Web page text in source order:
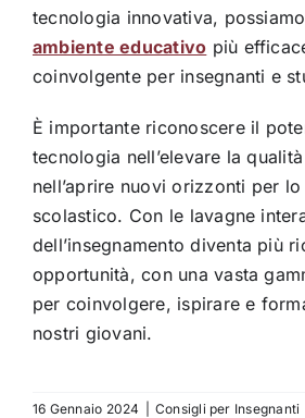
tecnologia innovativa,
ambiente educativo più
coinvolgente per insegnanti e
È importante riconoscere il
tecnologia nell’elevare la
nell’aprire nuovi orizzonti per
scolastico. Con le lavagne
dell’insegnamento diventa più
opportunità, con una vasta
per coinvolgere, ispirare e
nostri giovani.
16 Gennaio 2024 Consigli per Insegnanti